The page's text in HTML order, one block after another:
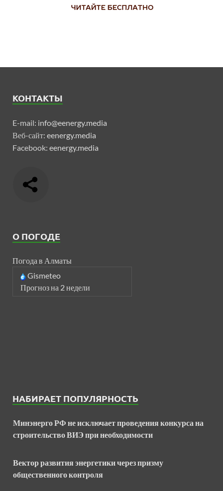
КОНТАКТЫ
E-mail: info@eenergy.media
Веб-сайт: eenergy.media
Facebook: eenergy.media
О ПОГОДЕ
Погода в Алматы
Gismeteo
Прогноз на 2 недели
НАБИРАЕТ ПОПУЛЯРНОСТЬ
Минэнерго РФ не исключает проведения конкурса на
строительство ВИЭ при необходимости
Вектор развития энергетики через призму
общественного контроля